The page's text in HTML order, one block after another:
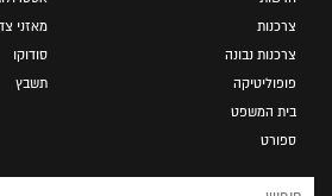
צרכנות
צרכנות נבונה
פופוליטיקה
בית המשפט
ספורט
מאזני
סודוקו
תשבץ